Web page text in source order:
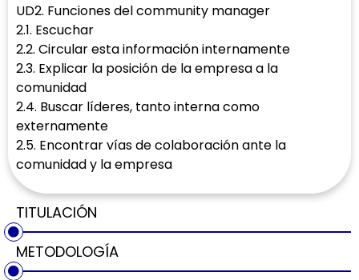
UD2. Funciones del community manager
2.1. Escuchar
2.2. Circular esta información internamente
2.3. Explicar la posición de la empresa a la
comunidad
2.4. Buscar líderes, tanto interna como
externamente
2.5. Encontrar vías de colaboración ante la
comunidad y la empresa
TITULACIÓN
METODOLOGÍA